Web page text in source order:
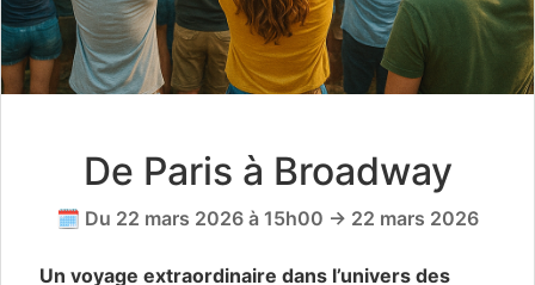
De Paris à Broadway
🗓️ Du 22 mars 2026 à 15h00 → 22 mars 2026
Un voyage extraordinaire dans l’univers des